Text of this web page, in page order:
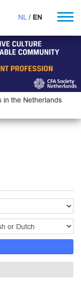
NL EN
in the Netherlands